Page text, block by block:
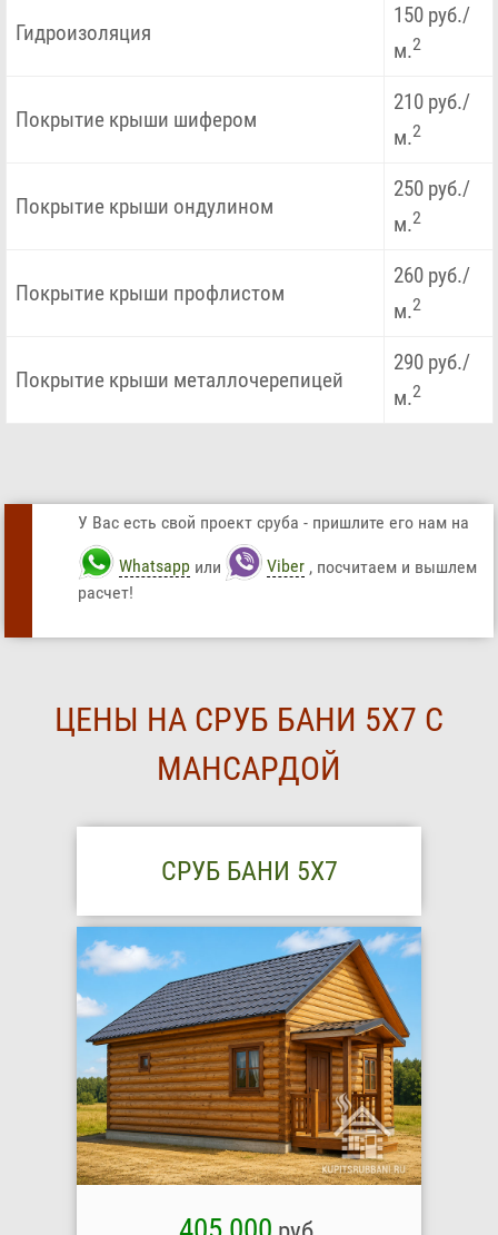
Гидроизоляция
150 руб./
м.2
Покрытие крыши шифером
210 руб./
м.2
Покрытие крыши ондулином
250 руб./
м.2
Покрытие крыши профлистом
260 руб./
м.2
Покрытие крыши металлочерепицей
290 руб./
м.2
У Вас есть свой проект сруба - пришлите его нам на
Whatsapp или Viber , посчитаем и вышлем
расчет!
ЦЕНЫ НА СРУБ БАНИ 5Х7 С
МАНСАРДОЙ
СРУБ БАНИ 5Х7